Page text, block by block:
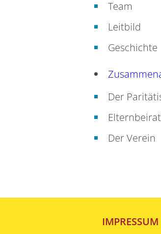
Team
Leitbild
Geschichte
Der
Elternbeirat
Der Verein
IMPRESSUM